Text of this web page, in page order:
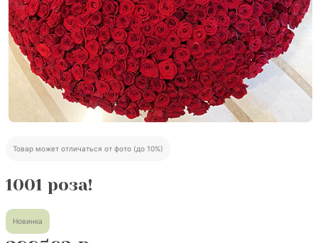
Товар может отличаться от фото (до 10%)
1001 роза!
Новинка